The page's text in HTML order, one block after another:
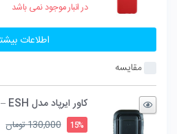
در انبار موجود نمی باشد
اطلاعات
مقایسه
کاور ایرپاد مدل ESH – مشکی
15%
130,000تومان